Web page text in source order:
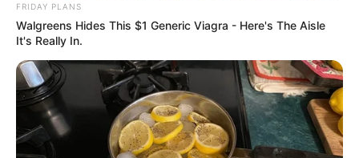
ขอบคุณรูปเสื้อผ้าสวยๆจากเพจ :
ข้อมูลที่เกี่ยวข้อง
ห้องไหน ทิศไหนใช้ไฟสีอะไร ฮวงจุ้ยธาตุไฟเสริมโชคลาภ
ให้อยู่เย็นเป็นสุข
FRIDAY PLANS
Walgreens Hides This $1 Generic Viagra - Here's The Aisle
It's Really In.